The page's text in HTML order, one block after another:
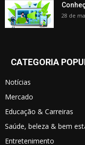
28 de
CATEGORIA
Notícias
Mercado
Educação & Carreiras
Saúde, beleza & bem
Entretenimento